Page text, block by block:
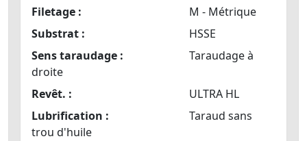
Filetage :
M - Métrique
Substrat :
HSSE
Sens taraudage :
Taraudage à
droite
Revêt. :
ULTRA HL
Lubrification :
Taraud sans
trou d'huile